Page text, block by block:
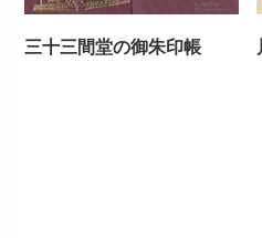
三十三間堂の御朱印帳